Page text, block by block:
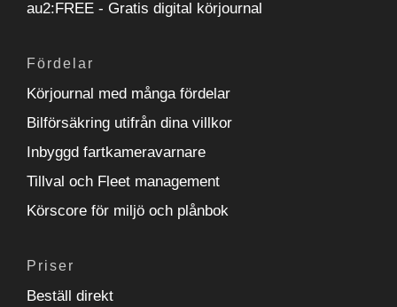
au2:FREE - Gratis digital körjournal
Fördelar
Körjournal med många fördelar
Bilförsäkring utifrån dina villkor
Inbyggd fartkameravarnare
Tillval och Fleet management
Körscore för miljö och plånbok
Priser
Beställ direkt